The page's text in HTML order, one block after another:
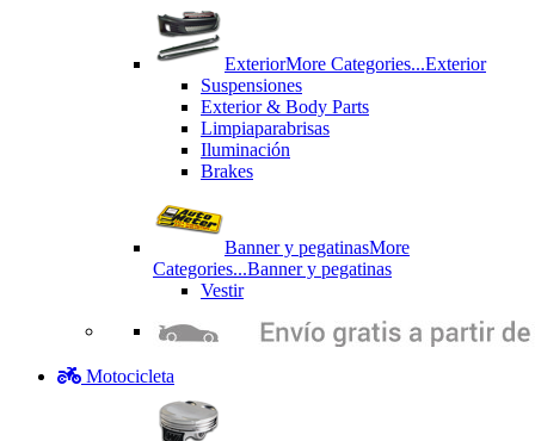
ExteriorMore Categories...Exterior
Suspensiones
Exterior & Body Parts
Limpiaparabrisas
Iluminación
Brakes
Banner y pegatinasMore
Categories...Banner y pegatinas
Vestir
Motocicleta